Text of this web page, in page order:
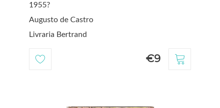
1955?
Augusto de Castro
Livraria Bertrand
€9